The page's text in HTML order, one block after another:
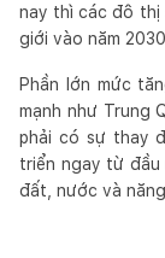
nay thì các đô thị
giới vào năm
Phần lớn mức
mạnh như Trung
phải có sự thay
triển ngay từ đầu
đất, nước và